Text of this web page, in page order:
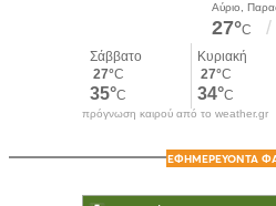
πρόγνωση καιρού από το weather.gr
ΕΦΗΜΕΡΕΥΟΝΤΑ